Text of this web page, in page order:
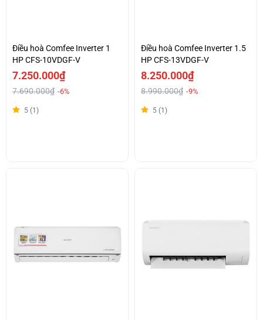
Điều hoà Comfee Inverter 1
HP CFS-10VDGF-V
7.250.000₫
7.690.000₫ -6%
5 (1)
Điều hoà Comfee Inverter 1.5
HP CFS-13VDGF-V
8.250.000₫
8.990.000₫ -9%
5 (1)